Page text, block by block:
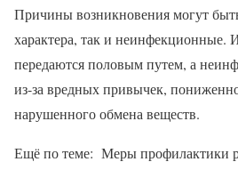
Причины возникновения могут
характера, так и
передаются половым путем, а
из-за вредных привычек,
нарушенного обмена веществ.
Ещё по теме: Меры профилактики